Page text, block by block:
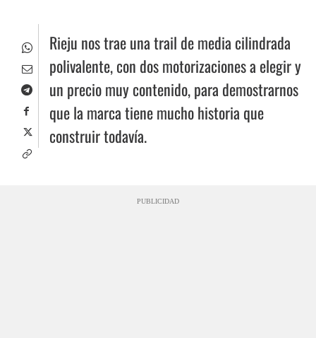
Rieju nos trae una trail de media cilindrada
polivalente, con dos motorizaciones a elegir y
un precio muy contenido, para demostrarnos
que la marca tiene mucho historia que
construir todavía.
PUBLICIDAD